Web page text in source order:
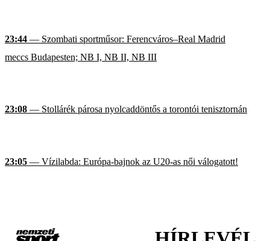
23:44 — Szombati sportműsor: Ferencváros–Real Madrid
meccs Budapesten; NB I, NB II, NB III
23:08 — Stollárék párosa nyolcaddöntős a torontói tenisztornán
23:05 — Vízilabda: Európa-bajnok az U20-as női válogatott!